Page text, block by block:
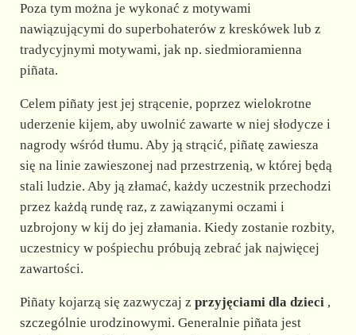
Poza tym można je wykonać z motywami
nawiązującymi do superbohaterów z kreskówek lub z
tradycyjnymi motywami, jak np. siedmioramienna
piñata.
Celem piñaty jest jej strącenie, poprzez wielokrotne
uderzenie kijem, aby uwolnić zawarte w niej słodycze i
nagrody wśród tłumu. Aby ją strącić, piñatę zawiesza
się na linie zawieszonej nad przestrzenią, w której będą
stali ludzie. Aby ją złamać, każdy uczestnik przechodzi
przez każdą rundę raz, z zawiązanymi oczami i
uzbrojony w kij do jej złamania. Kiedy zostanie rozbity,
uczestnicy w pośpiechu próbują zebrać jak najwięcej
zawartości.
Piñaty kojarzą się zazwyczaj z przyjęciami dla dzieci,
szczególnie urodzinowymi. Generalnie piñata jest